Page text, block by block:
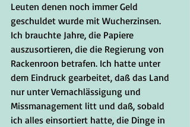
Leuten denen noch immer Geld
geschuldet wurde mit Wucherzinsen.
Ich brauchte Jahre, die Papiere
auszusortieren, die die Regierung von
Rackenroon betrafen. Ich hatte unter
dem Eindruck gearbeitet, daß das Land
nur unter Vernachlässigung und
Missmanagement litt und daß, sobald
ich alles einsortiert hatte, die Dinge in